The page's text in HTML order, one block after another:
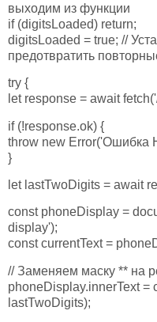
выходим из функции
if (digitsLoaded) return;
digitsLoaded = true; //
предотвратить
try {
let response = await
if (!response.ok) {
throw new Error('Ошибка
}
let lastTwoDigits = await
const phoneDisplay =
display');
const currentText =
// Заменяем маску ** на
phoneDisplay.innerText =
lastTwoDigits);